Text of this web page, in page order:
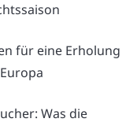
für eine Erholung
Was die